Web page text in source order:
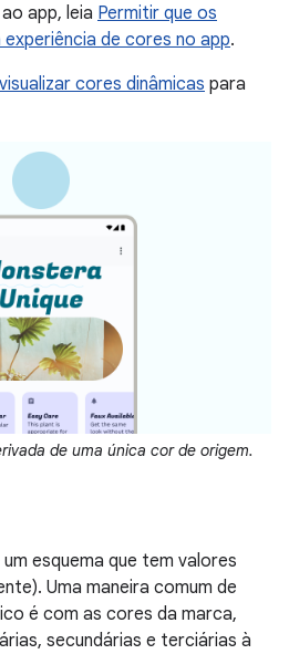
app, leia Permitir que os
de cores no app.
cores dinâmicas para
de uma única cor de origem.
esquema que tem valores
Uma maneira comum de
é com as cores da marca,
secundárias e terciárias à